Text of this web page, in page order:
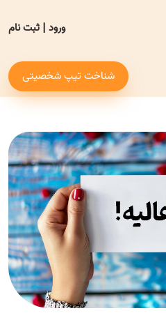
ورود| ثبت نام
شناخت تیپ شخصیتی